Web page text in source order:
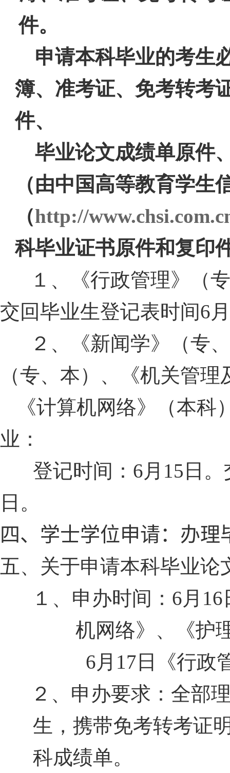
件。
申请本科毕业的考生
簿、准考证、免考转考
件、
毕业论文成绩单原件
（由中国高等教育学生
（http://
科毕业证书原件和复印
１、《行政管理》（
交回毕业生登记表时间6月
２、《新闻学》（专
（专、本）、《机关管
《计算机网络》（本
业：
登记时间： 6月 15 日
日。
四、学士学位申请： 办理
五、关于申请本科毕业论
１、申办时间： 6月 16
机网络》、《护
6月 17 日《行政
２、申办要求：全部
生，携带免考转考证
科成绩单。